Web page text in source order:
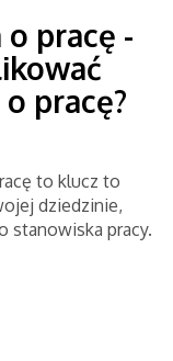
o pracę -
pracę?
to klucz to
dziedzinie,
stanowiska pracy.